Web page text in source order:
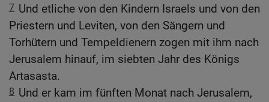
7 Und etliche von den Kindern Israels und von den
Priestern und Leviten, von den Sängern und
Torhütern und Tempeldienern zogen mit ihm nach
Jerusalem hinauf, im siebten Jahr des Königs
Artasasta.
8 Und er kam im fünften Monat nach Jerusalem,